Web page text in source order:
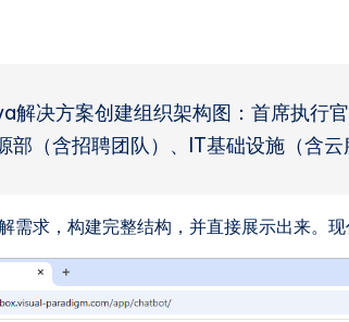
解决方案创建组织架构图：首席执行
部（含招聘团队）、IT基础设施（含云
需求，构建完整结构，并直接展示出来。现